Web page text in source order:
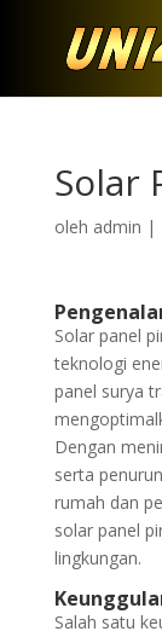
Solar
oleh admin |
Solar panel
teknologi
panel surya
Dengan
serta
rumah dan
solar panel
lingkungan.
Salah satu